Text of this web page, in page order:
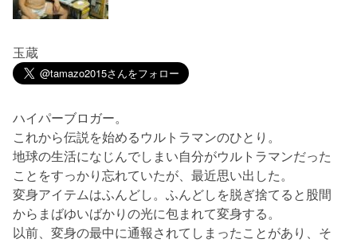
玉蔵
ハイパーブロガー。
これから伝説を始めるウルトラマンのひとり。
地球の生活になじんでしまい自分がウルトラマンだった
ことをすっかり忘れていたが、最近思い出した。
変身アイテムはふんどし。ふんどしを脱ぎ捨てると股間
からまばゆいばかりの光に包まれて変身する。
以前、変身の最中に通報されてしまったことがあり、そ